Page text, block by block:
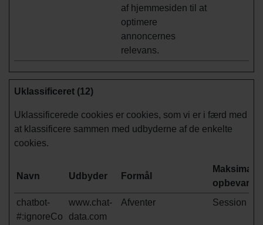
af hjemmesiden til at
optimere
annoncernes
relevans.
Uklassificeret (12)
Uklassificerede cookies er cookies, som vi er i færd med
at klassificere sammen med udbyderne af de enkelte
cookies.
Navn Udbyder Formål
Maksimal
chatbot-
#:ignoreCo
www.chat-
data.com
Afventer Session